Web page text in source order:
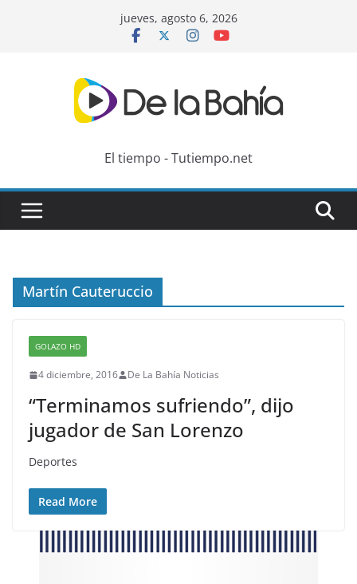
jueves, agosto 6, 2026
El tiempo - Tutiempo.net
Martín Cauteruccio
GOLAZO HD
4 diciembre, 2016 De La Bahía Noticias
“Terminamos sufriendo”, dijo
jugador de San Lorenzo
Deportes
Read More